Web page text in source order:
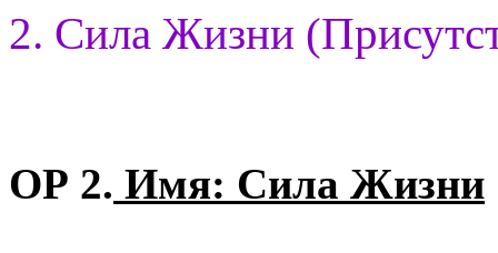
2. Сила Жизни
ОР 2. Имя: Сила Жизни